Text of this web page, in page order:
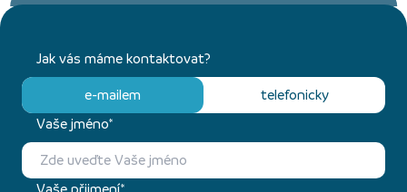
Jak vás máme kontaktovat?
e-mailem
telefonicky
Vaše jméno*
Vaše přijmení*